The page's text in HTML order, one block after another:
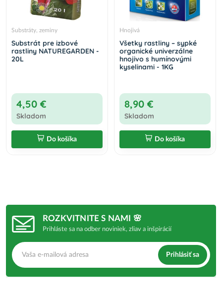
Substráty, zeminy
Substrát pre izbové
rastliny NATUREGARDEN -
20L
4,50 €
Skladom
Do košíka
Hnojivá
Všetky rastliny – sypké
organické univerzálne
hnojivo s humínovými
kyselinami - 1KG
8,90 €
Skladom
Do košíka
ROZKVITNITE S NAMI 🌸
Prihláste sa na odber noviniek, zliav a inšpirácií
Prihlásiť sa